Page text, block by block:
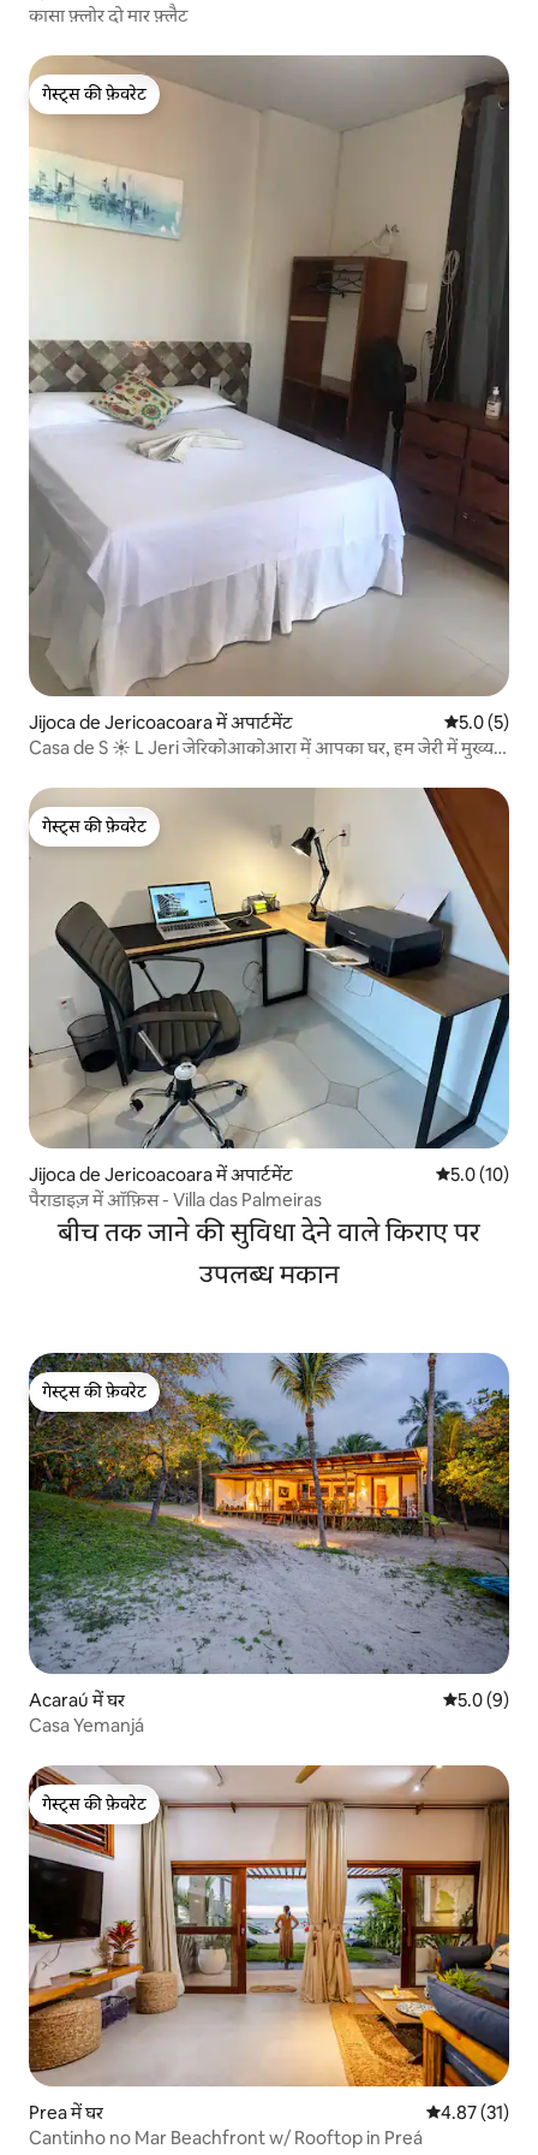
कासा फ़्लोर दो मार फ़्लैट
गेस्ट्स की फ़ेवरेट
गेस्ट्स की फ़ेवरेट
Jijoca de Jericoacoara में अपार्टमेंट औसत रेटिंग 5
5.0 (5)
Casa de S ☀️ L Jeri जेरिकोआकोआरा में आपका घर, हम जेरी में मुख्य
गेस्ट्स की फ़ेवरेट
गेस्ट्स की फ़ेवरेट
Jijoca de Jericoacoara में अपार्टमेंट औसत रेटिंग 5
5.0 (10)
पैराडाइज़ में ऑफ़िस - Villa das Palmeiras
बीच तक जाने की सुविधा देने वाले किराए पर
उपलब्ध मकान
गेस्ट्स की फ़ेवरेट
गेस्ट्स की फ़ेवरेट
Acaraú में घर औसत रेटिंग 5
5.0 (9)
Casa Yemanjá
गेस्ट्स की फ़ेवरेट
गेस्ट्स की फ़ेवरेट
Prea में घर औसत रेटिंग 5 में
4.87 (31)
Cantinho no Mar Beachfront w/ Rooftop in Preá